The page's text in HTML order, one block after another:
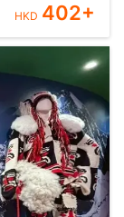
HKD 402+